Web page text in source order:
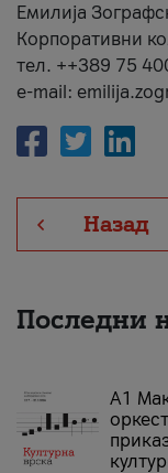
Емилија
Корпоративни
тел. ++389 75
e-mail:
Назад
Последни
А1